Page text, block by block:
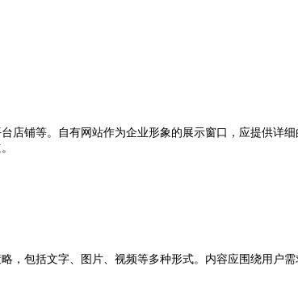
等。自有网站作为企业形象的展示窗口，应提供详细
包括文字、图片、视频等多种形式。内容应围绕用户